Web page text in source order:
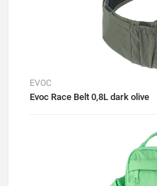
EVOC
Evoc Race Belt 0,8L dark olive